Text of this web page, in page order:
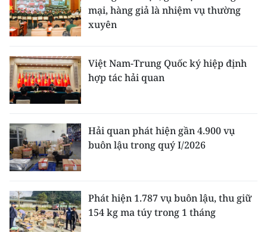
Media Thế giới
Media Giáo dục
Media Y tế
Media Khoa học - Công nghệ
Media Môi trường
Infographic
mại, hàng giả là nhiệm vụ thường
xuyên
Việt Nam-Trung Quốc ký hiệp định
hợp tác hải quan
Hải quan phát hiện gần 4.900 vụ
buôn lậu trong quý I/2026
Phát hiện 1.787 vụ buôn lậu, thu giữ
154 kg ma túy trong 1 tháng